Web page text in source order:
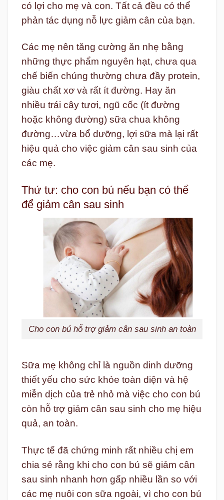
có lợi cho mẹ và con. Tất cả đều có thể
phản tác dụng nỗ lực giảm cân của bạn.
Các mẹ nên tăng cường ăn nhẹ bằng
những thực phẩm nguyên hạt, chưa qua
chế biến chúng thường chưa đầy protein,
giàu chất xơ và rất ít đường. Hay ăn
nhiều trái cây tươi, ngũ cốc (ít đường
hoặc không đường) sữa chua không
đường…vừa bổ dưỡng, lợi sữa mà lại rất
hiệu quả cho việc giảm cân sau sinh của
các mẹ.
Thứ tư: cho con bú nếu bạn có thể
để giảm cân sau sinh
Cho con bú hỗ trợ giảm cân sau sinh an toàn
Sữa mẹ không chỉ là nguồn dinh dưỡng
thiết yếu cho sức khỏe toàn diện và hệ
miễn dịch của trẻ nhỏ mà việc cho con bú
còn hỗ trợ giảm cân sau sinh cho mẹ hiệu
quả, an toàn.
Thực tế đã chứng minh rất nhiều chị em
chia sẻ rằng khi cho con bú sẽ giảm cân
sau sinh nhanh hơn gấp nhiều lần so với
các mẹ nuôi con sữa ngoài, vì cho con bú